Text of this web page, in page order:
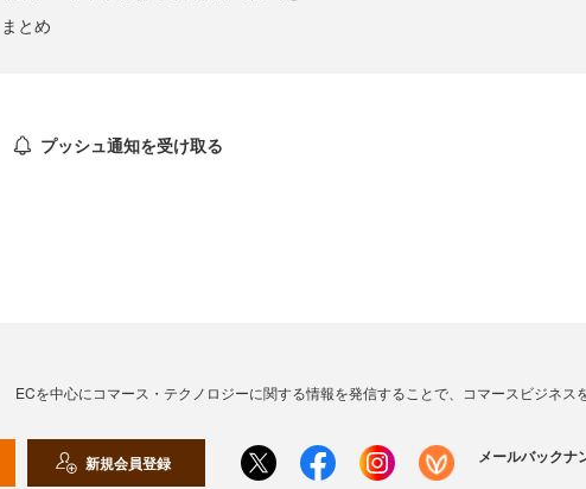
まとめ
プッシュ通知を受け取る
ECを中心にコマース・テクノロジーに関する情報を発信することで、コマースビジネス
新規会員登録 メールバックナ